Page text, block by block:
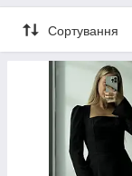
Шукаєте, де
за системою
знайдете стильні
офісу,
Сортування